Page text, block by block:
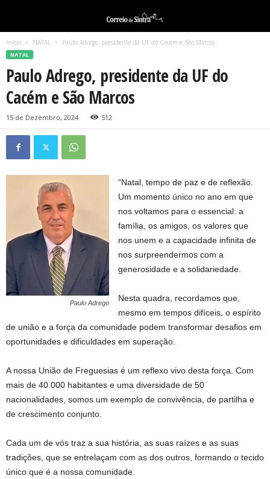
Início NATAL Paulo Adrego, presidente da UF do Cacém e São Marcos
NATAL
Paulo Adrego, presidente da UF do
Cacém e São Marcos
15 de Dezembro, 2024 512
Paulo Adrego
“Natal, tempo de paz e de reflexão.
Um momento único no ano em que
nos voltamos para o essencial: a
família, os amigos, os valores que
nos unem e a capacidade infinita de
nos surpreendermos com a
generosidade e a solidariedade.
Nesta quadra, recordamos que,
mesmo em tempos difíceis, o espírito
de união e a força da comunidade podem transformar desafios em
oportunidades e dificuldades em superação.
A nossa União de Freguesias é um reflexo vivo desta força. Com
mais de 40.000 habitantes e uma diversidade de 50
nacionalidades, somos um exemplo de convivência, de partilha e
de crescimento conjunto.
Cada um de vós traz a sua história, as suas raízes e as suas
tradições, que se entrelaçam com as dos outros, formando o tecido
único que é a nossa comunidade.